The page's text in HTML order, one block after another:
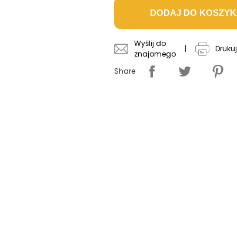
DODAJ DO
Wyślij do
znajomego
| Drukuj
Share